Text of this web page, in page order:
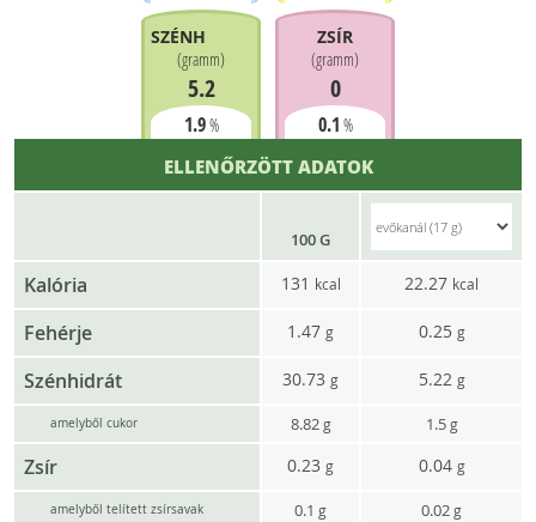
SZÉNHIDRÁT
(gramm)
5.2
1.9%
ZSÍR
(gramm)
0
0.1 %
ELLENŐRZÖTT ADATOK
100 G
Kalória 131 kcal 22.27 kcal
Fehérje 1.47 g 0.25 g
Szénhidrát 30.73 g 5.22 g
amelyből cukor 8.82g 1.5 g
Zsír 0.23 g 0.04 g
amelyből telített zsírsavak 0.1 g 0.02g